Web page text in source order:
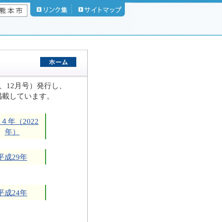
月号）発行し、
しています。
年（2022
年）
成29年
成24年